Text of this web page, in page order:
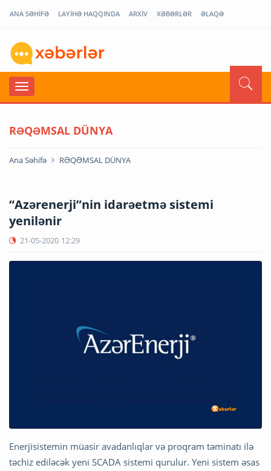
ANA SƏHİFƏ LAYİHƏ HAQQINDA ARXİV XƏBƏRLƏR ƏLAQƏ
RƏQƏMSAL DÜNYA
Ana Səhifə RƏQƏMSAL DÜNYA
“Azərenerji”nin idarəetmə sistemi
yenilənir
21-05-2020 12:29
Enerjisistemin müasir avadanlıqlar və proqram təminatı ilə
təchiz ediləcək yeni SCADA sistemi qurulur. Yeni sistem əsas